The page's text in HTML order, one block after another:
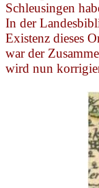
Schleusingen
In der
Existenz dieses
war der
wird nun